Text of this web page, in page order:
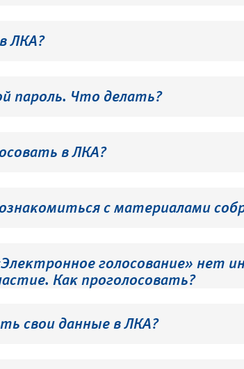
ЛКА?
пароль. Что делать?
в ЛКА?
с материалами
голосование» нет
Как проголосовать?
свои данные в ЛКА?